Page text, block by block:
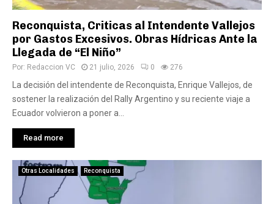
Reconquista, Criticas al Intendente Vallejos
por Gastos Excesivos. Obras Hídricas Ante la
Llegada de “El Niño”
Por: Redaccion VC 21 julio, 2026 0 276
La decisión del intendente de Reconquista, Enrique Vallejos, de
sostener la realización del Rally Argentino y su reciente viaje a
Ecuador volvieron a poner a...
Read more
Otras Localidades Reconquista